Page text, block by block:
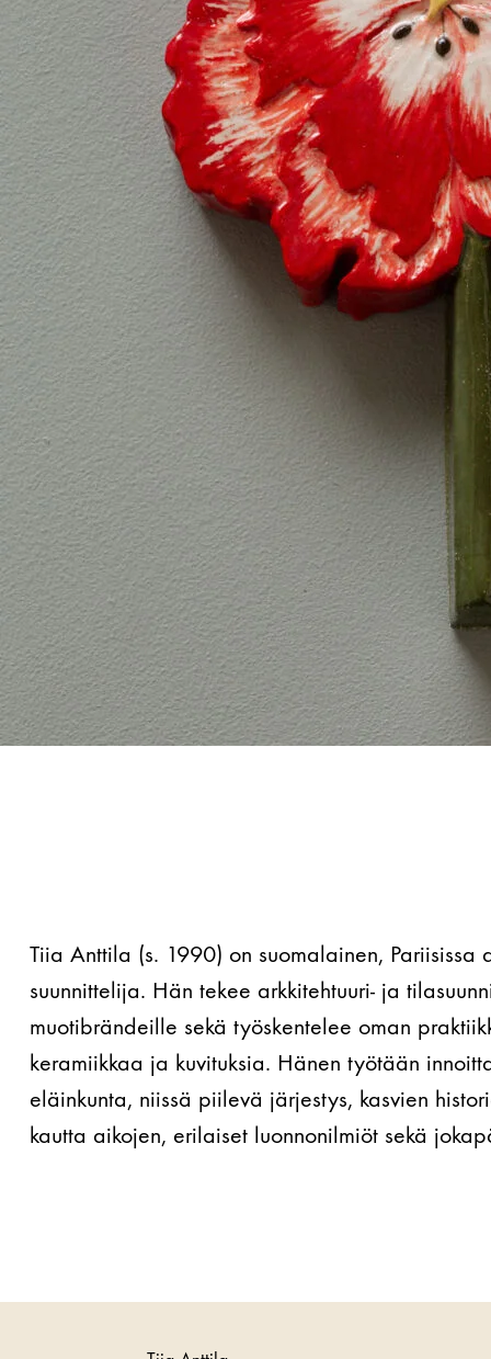
Tiia Anttila (s. 1990) on suomalainen, Pariisissa
suunnittelija. Hän tekee arkkitehtuuri- ja
muotibrändeille sekä työskentelee oman
keramiikkaa ja kuvituksia. Hänen työtään
eläinkunta, niissä piilevä järjestys, kasvien
kautta aikojen, erilaiset luonnonilmiöt sekä